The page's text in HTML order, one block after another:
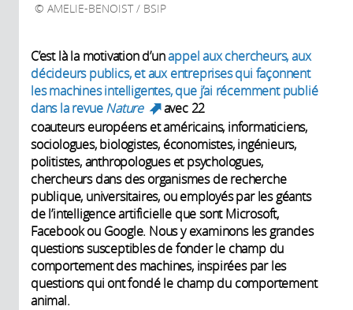
AMELIE-BENOIST / BSIP
C’est là la motivation d’unappel aux chercheurs, aux
décideurs publics, et aux entreprises qui façonnent
les machines intelligentes, que j’ai récemment publié
dans la revueNature (link is external)
avec 22
coauteurs européens et américains, informaticiens,
sociologues, biologistes, économistes, ingénieurs,
politistes, anthropologues et psychologues,
chercheurs dans des organismes de recherche
publique, universitaires, ou employés par les géants
de l’intelligence artificielle que sont Microsoft,
Facebook ou Google. Nous y examinons les grandes
questions susceptibles de fonder le champ du
comportement des machines, inspirées par les
questions qui ont fondé le champ du comportement
animal.